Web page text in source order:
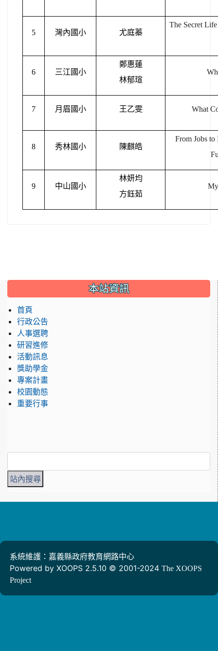
5 灣內國小 尤庭蓁
The Secret
6 三江國小
鄭惠蓮
林郁瑄
7 月眉國小 王乙雯 What
8 秀林國小 陳麒皓
From Jobs
9 中山國小
林妍均
方鈺茹
::: 本站資訊
首頁
行政公告
人事選聘
研習進修
活動訊息
獎助學金
專案計畫
校園動態
重要行事
系統維護：嘉義縣政府教育網路中心
Powered by XOOPS 2.5.10 © 2001-2024 The XOOPS
Project